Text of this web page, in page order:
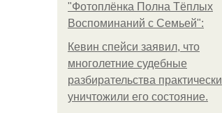
"Фотоплёнка Полна Тёплых
Воспоминаний с Семьей":
Кевин спейси заявил, что
многолетние судебные
разбирательства практически
уничтожили его состояние.